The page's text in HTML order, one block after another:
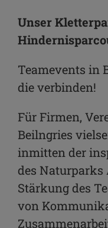
Unser
Teamevents in
die verbinden!
Für Firmen,
Beilngries
inmitten der
des
Stärkung des
von